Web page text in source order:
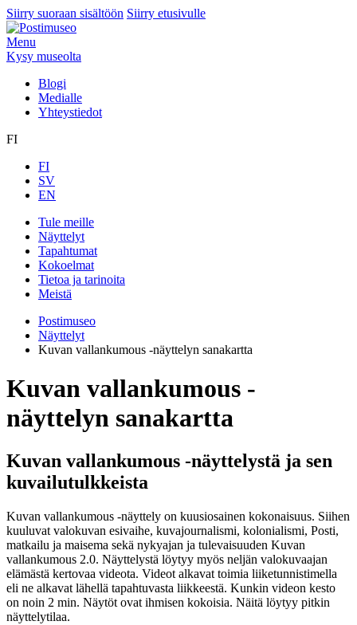
Siirry suoraan sisältöön Siirry etusivulle
Menu
Kysy museolta
Blogi
Medialle
Yhteystiedot
FI
FI
SV
EN
Tule meille
Näyttelyt
Tapahtumat
Kokoelmat
Tietoa ja tarinoita
Meistä
Postimuseo
Näyttelyt
Kuvan vallankumous -näyttelyn sanakartta
Kuvan vallankumous -
näyttelyn sanakartta
Kuvan vallankumous -näyttelystä ja sen
kuvailutulkkeista
Kuvan vallankumous -näyttely on kuusiosainen kokonaisuus. Siihen
kuuluvat valokuvan esivaihe, kuvajournalismi, kolonialismi, Posti,
matkailu ja maisema sekä nykyajan ja tulevaisuuden Kuvan
vallankumous 2.0. Näyttelystä löytyy myös neljän valokuvaajan
elämästä kertovaa videota. Videot alkavat toimia liiketunnistimella
eli ne alkavat lähellä tapahtuvasta liikkeestä. Kunkin videon kesto
on noin 2 min. Näytöt ovat ihmisen kokoisia. Näitä löytyy pitkin
näyttelytilaa.